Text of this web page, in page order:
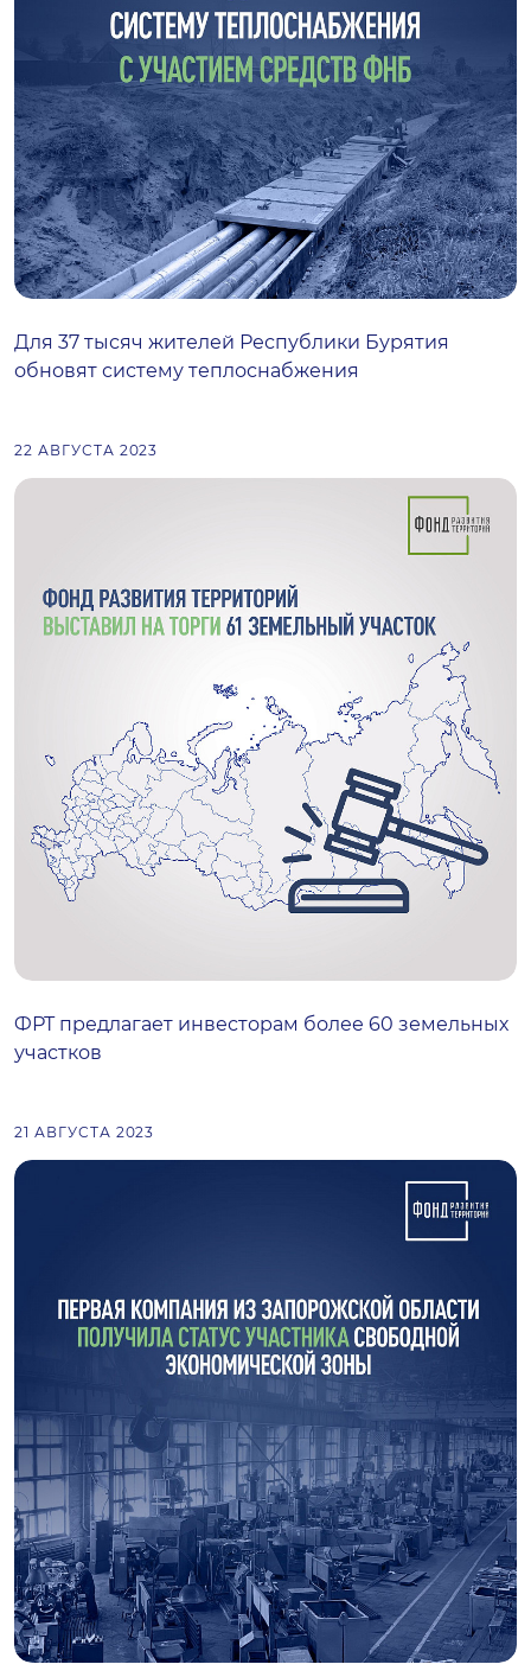
Для 37 тысяч жителей Республики Бурятия
обновят систему теплоснабжения
22 АВГУСТА 2023
ФРТ предлагает инвесторам более 60 земельных
участков
21 АВГУСТА 2023